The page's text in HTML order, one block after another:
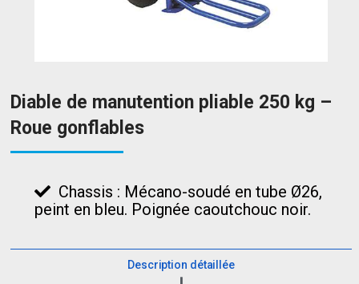
Diable de manutention pliable 250 kg –
Roue gonflables
Chassis : Mécano-soudé en tube Ø26,
peint en bleu. Poignée caoutchouc noir.
Description détaillée